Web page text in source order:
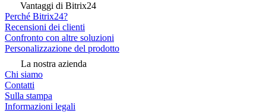
Vantaggi di Bitrix24
Perché Bitrix24?
Recensioni dei clienti
Confronto con altre soluzioni
Personalizzazione del prodotto
La nostra azienda
Chi siamo
Contatti
Sulla stampa
Informazioni legali